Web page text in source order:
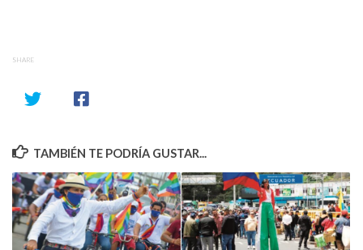
SHARE
TAMBIÉN TE PODRÍA GUSTAR...